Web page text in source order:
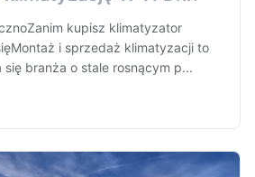
kupisz klimatyzator
i sprzedaż klimatyzacji to
się branża o stale rosnącym p...